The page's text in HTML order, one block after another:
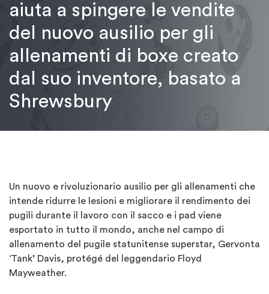
aiuta a spingere le vendite
del nuovo ausilio per gli
allenamenti di boxe creato
dal suo inventore, basato a
Shrewsbury
Un nuovo e rivoluzionario ausilio per gli allenamenti che
intende ridurre le lesioni e migliorare il rendimento dei
pugili durante il lavoro con il sacco e i pad viene
esportato in tutto il mondo, anche nel campo di
allenamento del pugile statunitense superstar, Gervonta
‘Tank’ Davis, protégé del leggendario Floyd
Mayweather.